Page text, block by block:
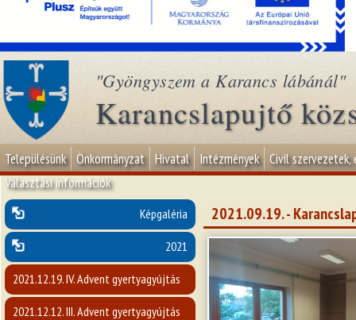
"Gyöngyszem a Karancs lábánál"
Karancslapujtő
Településünk Önkormányzat Hivatal Intézmények Civil szervezetek,
Választási információk
Képgaléria
2021
2021.12.19. IV. Advent gyertyagyújtás
2021.12.12. III. Advent gyertyagyújtás
2021.09.19. -